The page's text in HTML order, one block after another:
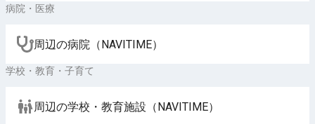
病院・医療
周辺の病院（NAVITIME）
学校・教育・子育て
周辺の学校・教育施設（NAVITIME）